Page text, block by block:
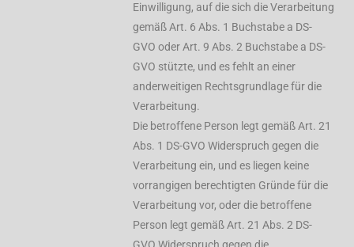
Einwilligung, auf die sich die Verarbeitung
gemäß Art. 6 Abs. 1 Buchstabe a DS-
GVO oder Art. 9 Abs. 2 Buchstabe a DS-
GVO stützte, und es fehlt an einer
anderweitigen Rechtsgrundlage für die
Verarbeitung.
Die betroffene Person legt gemäß Art. 21
Abs. 1 DS-GVO Widerspruch gegen die
Verarbeitung ein, und es liegen keine
vorrangigen berechtigten Gründe für die
Verarbeitung vor, oder die betroffene
Person legt gemäß Art. 21 Abs. 2 DS-